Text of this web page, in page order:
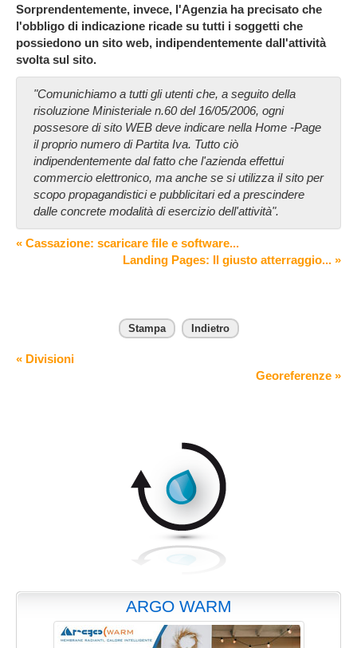
Sorprendentemente, invece, l'Agenzia ha precisato che
l'obbligo di indicazione ricade su tutti i soggetti che
possiedono un sito web, indipendentemente dall'attività
svolta sul sito.
"Comunichiamo a tutti gli utenti che, a seguito della
risoluzione Ministeriale n.60 del 16/05/2006, ogni
possesore di sito WEB deve indicare nella Home -Page
il proprio numero di Partita Iva. Tutto ciò
indipendentemente dal fatto che l'azienda effettui
commercio elettronico, ma anche se si utilizza il sito per
scopo propagandistici e pubblicitari ed a prescindere
dalle concrete modalità di esercizio dell'attività".
« Cassazione: scaricare file e software...
Landing Pages: Il giusto atterraggio... »
Stampa Indietro
« Divisioni
Georeferenze »
ARGO WARM